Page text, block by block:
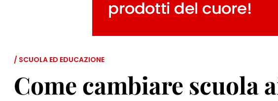
/ SCUOLA ED EDUCAZIONE
Come cambiare scuola